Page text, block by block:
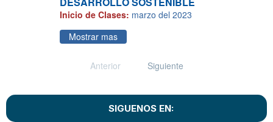
Inicio de Clases: marzo del 2023
Mostrar mas
Anterior Siguiente
SIGUENOS EN: